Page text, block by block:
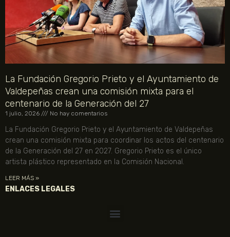
La Fundación Gregorio Prieto y el Ayuntamiento de
Valdepeñas crean una comisión mixta para el
centenario de la Generación del 27
1 julio, 2026 No hay comentarios
La Fundación Gregorio Prieto y el Ayuntamiento de Valdepeñas
crean una comisión mixta para coordinar los actos del centenario
de la Generación del 27 en 2027. Gregorio Prieto es el único
artista plástico representado en la Comisión Nacional.
LEER MÁS »
ENLACES LEGALES